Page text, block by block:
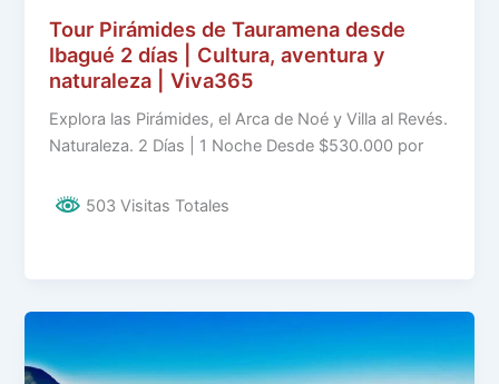
Tour Pirámides de Tauramena desde
Ibagué 2 días | Cultura, aventura y
naturaleza | Viva365
Explora las Pirámides, el Arca de Noé y Villa al Revés.
Naturaleza. 2 Días | 1 Noche Desde $530.000 por
503 Visitas Totales